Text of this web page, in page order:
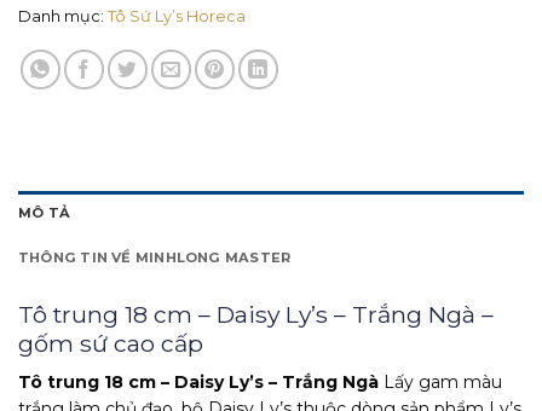
Danh mục: Tô Sứ Ly’s Horeca
MÔ TẢ
THÔNG TIN VỀ MINHLONG MASTER
Tô trung 18 cm – Daisy Ly’s – Trắng Ngà –
gốm sứ cao cấp
Tô trung 18 cm – Daisy Ly’s – Trắng Ngà Lấy gam màu